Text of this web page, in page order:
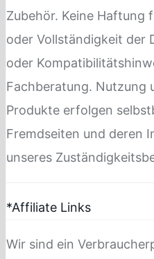
Zubehör. Keine Haftung
oder Vollständigkeit der
oder
Fachberatung. Nutzung
Produkte erfolgen
Fremdseiten und deren
unseres
*Affiliate Links
Wir sind ein